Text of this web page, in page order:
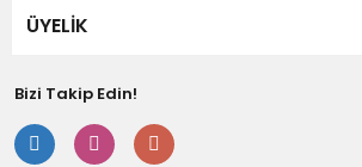
Bu ürüne benzer farklı alternatifler olmalı.
ÜYELİK
Bizi Takip Edin!